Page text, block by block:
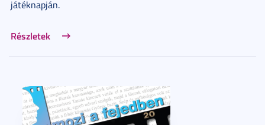
játéknapján.
Részletek